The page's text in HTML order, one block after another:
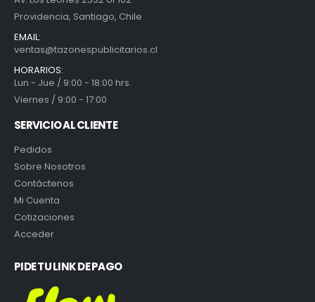
Providencia, Santiago, Chile
EMAIL:
ventas@tazonespublicitarios.cl
HORARIOS:
Lun - Jue / 9:00 - 18:00 hrs.
Viernes / 9:00 - 17:00
SERVICIO AL CLIENTE
Pedidos
Sobre Nosotros
Contáctenos
Mi Cuenta
Cotizaciones
Acceder
PIDE TU LINK DE PAGO